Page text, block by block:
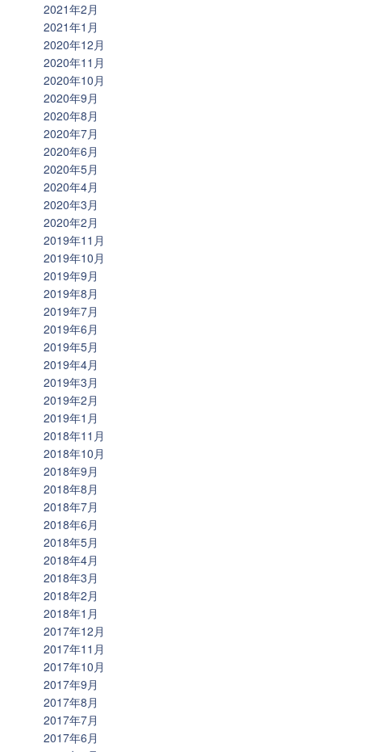
2021年2月
2021年1月
2020年12月
2020年11月
2020年10月
2020年9月
2020年8月
2020年7月
2020年6月
2020年5月
2020年4月
2020年3月
2020年2月
2019年11月
2019年10月
2019年9月
2019年8月
2019年7月
2019年6月
2019年5月
2019年4月
2019年3月
2019年2月
2019年1月
2018年11月
2018年10月
2018年9月
2018年8月
2018年7月
2018年6月
2018年5月
2018年4月
2018年3月
2018年2月
2018年1月
2017年12月
2017年11月
2017年10月
2017年9月
2017年8月
2017年7月
2017年6月